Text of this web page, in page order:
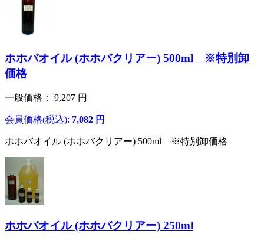
ホホバオイル (ホホバクリアー) 500ml ※特別卸
価格
一般価格： 9,207 円
会員価格(税込): 7,082 円
ホホバオイル (ホホバクリアー) 500ml ※特別卸価格
ホホバオイル (ホホバクリアー) 250ml